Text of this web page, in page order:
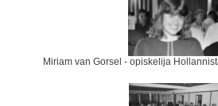
Miriam van Gorsel - opiskelija